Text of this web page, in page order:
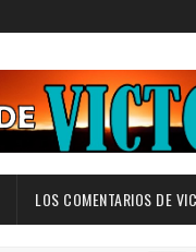
LOS COMENTARIOS DE